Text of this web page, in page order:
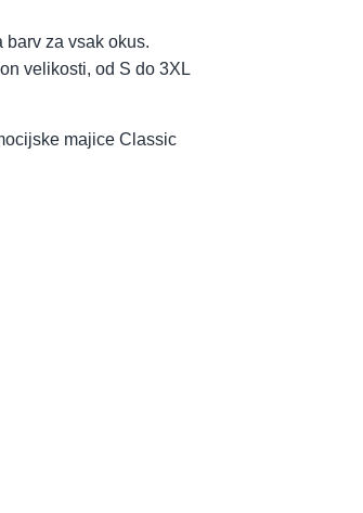
barv za vsak okus.
velikosti, od S do 3XL
majice Classic